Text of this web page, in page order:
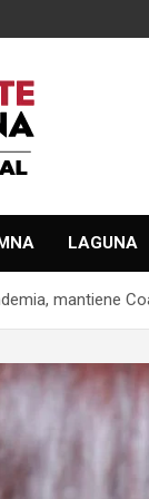
LAGUNA
mantiene